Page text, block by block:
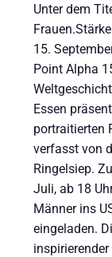
Unter dem
15.
Point Alpha
Essen
portraitierten
verfasst von
Ringelsiep.
Juli, ab 18
Männer ins
eingeladen.